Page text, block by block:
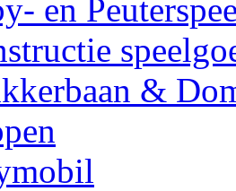
en
&